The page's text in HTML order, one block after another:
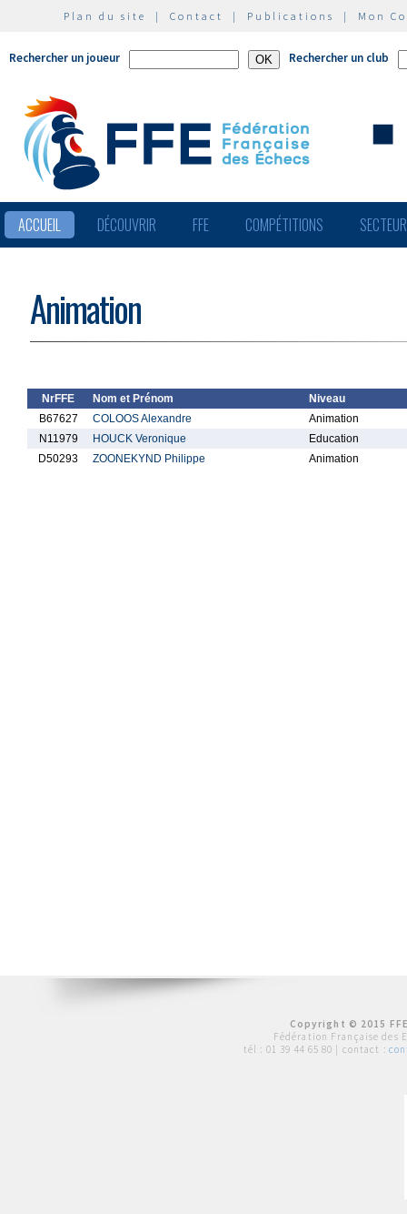
Plan du site | Contact | Publications | Mon
Rechercher un joueur Rechercher un club
ACCUEIL DÉCOUVRIR FFE COMPÉTITIONS
Animation
NrFFE Nom et Prénom
Niveau
B67627
COLOOS Alexandre
Animation
N11979
HOUCK Veronique
Education
D50293
ZOONEKYND Philippe Animation
Copyright © 2015
Fédération Française des
tél : 01 39 44 65 80 | contact :